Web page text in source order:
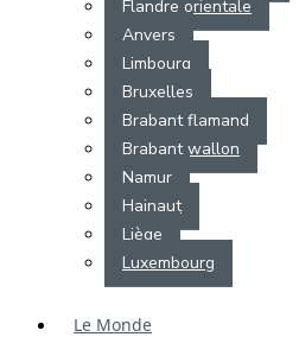
Flandre orientale
Anvers
Limbourg
Bruxelles
Brabant flamand
Brabant wallon
Namur
Hainaut
Liège
Luxembourg
Le Monde